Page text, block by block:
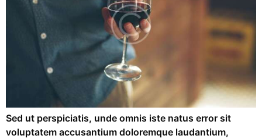
Sed ut perspiciatis, unde omnis iste natus error sit
voluptatem accusantium doloremque laudantium,